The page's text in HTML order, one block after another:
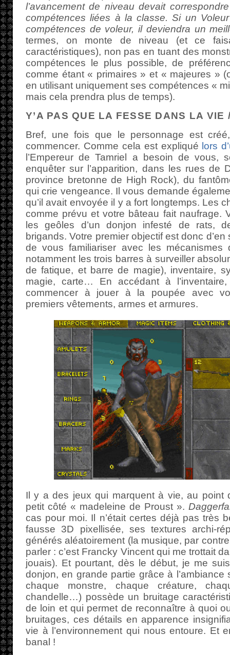
l’avancement de niveau devait
compétences liées à la classe. Si un
compétences de voleur, il deviendra un
termes, on monte de niveau (et ce
caractéristiques), non pas en tuant des
compétences le plus possible, de
comme étant « primaires » et « majeures »
en utilisant uniquement ses compétences «
mais cela prendra plus de temps).
Y’A PAS QUE LA FESSE DANS LA VIE
Bref, une fois que le personnage est
commencer. Comme cela est expliqué lors
l’Empereur de Tamriel a besoin de vous,
enquêter sur l’apparition, dans les rues de
province bretonne de High Rock), du
qui crie vengeance. Il vous demande
qu’il avait envoyée il y a fort longtemps. Les
comme prévu et votre bâteau fait naufrage.
les geôles d’un donjon infesté de rats,
brigands. Votre premier objectif est donc
de vous familiariser avec les
notamment les trois barres à surveiller
de fatique, et barre de magie), inventaire,
magie, carte… En accédant à
commencer à jouer à la poupée avec
premiers vêtements, armes et armures.
Il y a des jeux qui marquent à vie, au point
petit côté « madeleine de Proust ».
cas pour moi. Il n’était certes déjà pas très
fausse 3D pixellisée, ses textures archi-
générés aléatoirement (la musique, par
parler : c’est Francky Vincent qui me trottait
jouais). Et pourtant, dès le début, je me
donjon, en grande partie grâce à
chaque monstre, chaque créature,
chandelle…) possède un bruitage
de loin et qui permet de reconnaître à quoi
bruitages, ces détails en apparence
vie à l’environnement qui nous entoure. Et
banal !